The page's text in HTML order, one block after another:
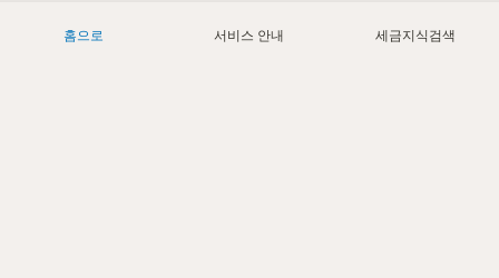
홈으로 서비스 안내 세금지식검색